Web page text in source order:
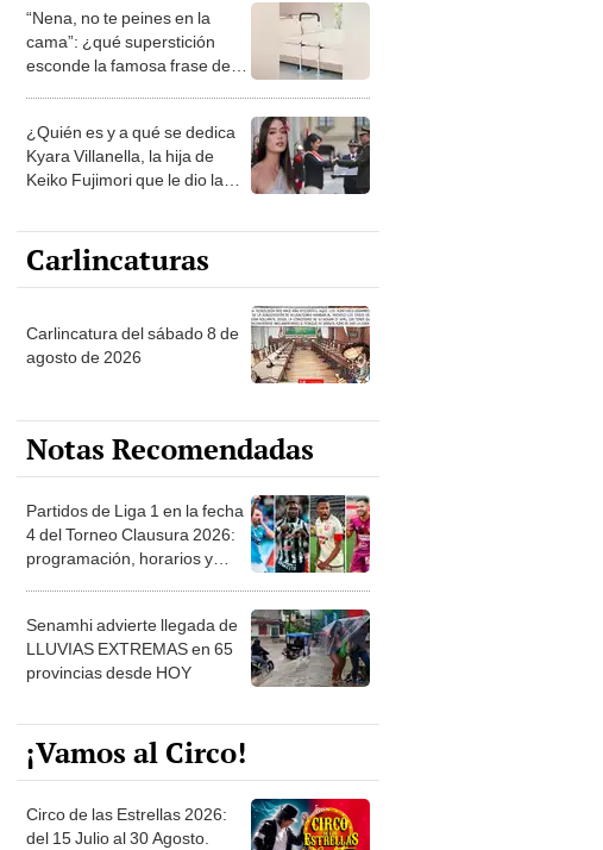
“Nena, no te peines en la
cama”: ¿qué superstición
esconde la famosa frase de
¿Quién es y a qué se dedica
Kyara Villanella, la hija de
Keiko Fujimori que le dio la
Carlincaturas
Carlincatura del sábado 8 de
agosto de 2026
Notas Recomendadas
Partidos de Liga 1 en la fecha
4 del Torneo Clausura 2026:
programación, horarios y
Senamhi advierte llegada de
LLUVIAS EXTREMAS en 65
provincias desde HOY
¡Vamos al Circo!
Circo de las Estrellas 2026:
del 15 Julio al 30 Agosto.